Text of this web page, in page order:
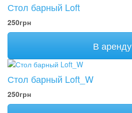
Стол барный Loft
250грн
В аренду
Стол барный Loft_W
250грн